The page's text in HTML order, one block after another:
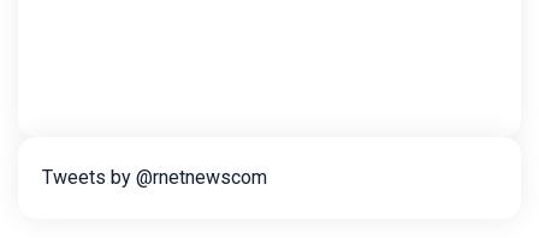
Tweets by @rnetnewscom